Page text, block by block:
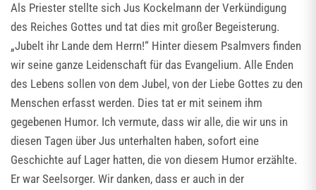
Als Priester stellte sich Jus Kockelmann der Verkündigung
des Reiches Gottes und tat dies mit großer Begeisterung.
„Jubelt ihr Lande dem Herrn!“ Hinter diesem Psalmvers finden
wir seine ganze Leidenschaft für das Evangelium. Alle Enden
des Lebens sollen von dem Jubel, von der Liebe Gottes zu den
Menschen erfasst werden. Dies tat er mit seinem ihm
gegebenen Humor. Ich vermute, dass wir alle, die wir uns in
diesen Tagen über Jus unterhalten haben, sofort eine
Geschichte auf Lager hatten, die von diesem Humor erzählte.
Er war Seelsorger. Wir danken, dass er auch in der